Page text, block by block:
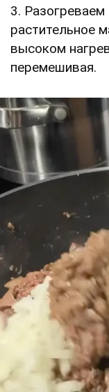
3.
растительное
высоком
перемешивая.